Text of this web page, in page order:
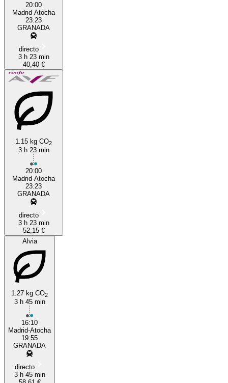
20:00
Madrid-Atocha
23:23
GRANADA
directo
3 h 23 min
40,40 €
1.15 kg CO2
3 h 23 min
20:00
Madrid-Atocha
23:23
GRANADA
directo
3 h 23 min
52,15 €
Alvia
1.27 kg CO2
3 h 45 min
16:10
Madrid-Atocha
19:55
GRANADA
directo
3 h 45 min